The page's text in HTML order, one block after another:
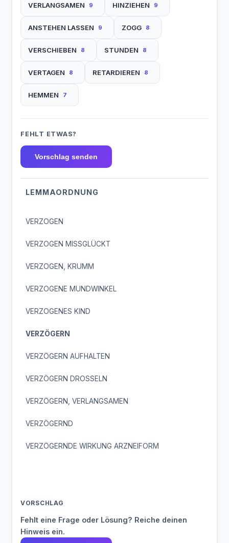
VERLANGSAMEN 9 HINZIEHEN 9
ANSTEHEN LASSEN 9 ZOGG 8
VERSCHIEBEN 8 STUNDEN 8
VERTAGEN 8 RETARDIEREN 8
HEMMEN 7
FEHLT ETWAS?
Vorschlag senden
LEMMAORDNUNG
VERZOGEN
VERZOGEN MISSGLÜCKT
VERZOGEN, KRUMM
VERZOGENE MUNDWINKEL
VERZOGENES KIND
VERZÖGERN
VERZÖGERN AUFHALTEN
VERZÖGERN DROSSELN
VERZÖGERN, VERLANGSAMEN
VERZÖGERND
VERZÖGERNDE WIRKUNG ARZNEIFORM
VORSCHLAG
Fehlt eine Frage oder Lösung? Reiche deinen
Hinweis ein.